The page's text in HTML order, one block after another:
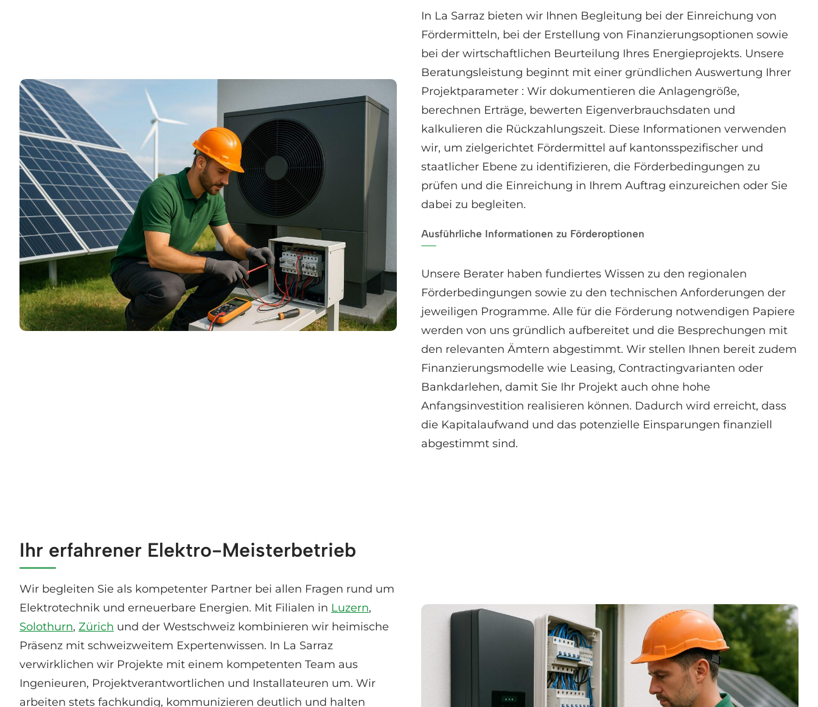
In La Sarraz bieten wir Ihnen Begleitung bei der Einreichung von
Fördermitteln, bei der Erstellung von Finanzierungsoptionen sowie
bei der wirtschaftlichen Beurteilung Ihres Energieprojekts. Unsere
Beratungsleistung beginnt mit einer gründlichen Auswertung Ihrer
Projektparameter : Wir dokumentieren die Anlagengröße,
berechnen Erträge, bewerten Eigenverbrauchsdaten und
kalkulieren die Rückzahlungszeit. Diese Informationen verwenden
wir, um zielgerichtet Fördermittel auf kantonsspezifischer und
staatlicher Ebene zu identifizieren, die Förderbedingungen zu
prüfen und die Einreichung in Ihrem Auftrag einzureichen oder Sie
dabei zu begleiten.
Ausführliche Informationen zu Förderoptionen
Unsere Berater haben fundiertes Wissen zu den regionalen
Förderbedingungen sowie zu den technischen Anforderungen der
jeweiligen Programme. Alle für die Förderung notwendigen Papiere
werden von uns gründlich aufbereitet und die Besprechungen mit
den relevanten Ämtern abgestimmt. Wir stellen Ihnen bereit zudem
Finanzierungsmodelle wie Leasing, Contractingvarianten oder
Bankdarlehen, damit Sie Ihr Projekt auch ohne hohe
Anfangsinvestition realisieren können. Dadurch wird erreicht, dass
die Kapitalaufwand und das potenzielle Einsparungen finanziell
abgestimmt sind.
Ihr erfahrener Elektro-Meisterbetrieb
Wir begleiten Sie als kompetenter Partner bei allen Fragen rund um
Elektrotechnik und erneuerbare Energien. Mit Filialen in Luzern,
Solothurn, Zürich und der Westschweiz kombinieren wir heimische
Präsenz mit schweizweitem Expertenwissen. In La Sarraz
verwirklichen wir Projekte mit einem kompetenten Team aus
Ingenieuren, Projektverantwortlichen und Installateuren um. Wir
arbeiten stets fachkundig, kommunizieren deutlich und halten